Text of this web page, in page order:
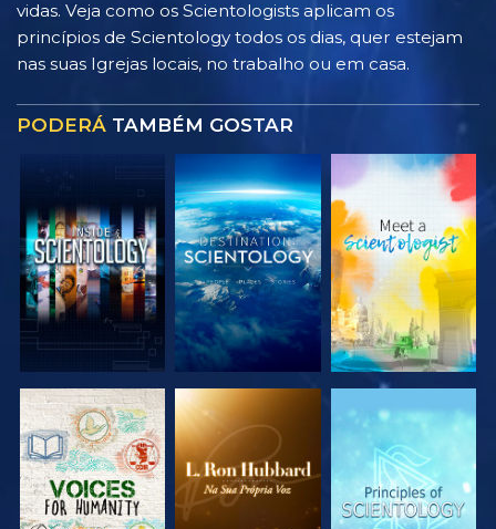
vidas. Veja como os Scientologists aplicam os
princípios de Scientology todos os dias, quer estejam
nas suas Igrejas locais, no trabalho ou em casa.
PODERÁ TAMBÉM GOSTAR
EXPLORAR A
SÉRIE
EXPLORAR A
SÉRIE
EXPLORAR A
SÉRIE